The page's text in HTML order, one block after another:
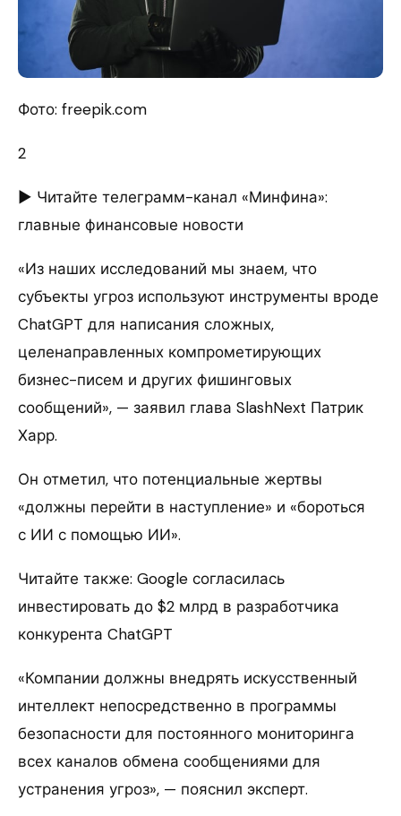
Фото: freepik.com
2
► Читайте телеграмм-канал «Минфина»:
главные финансовые новости
«Из наших исследований мы знаем, что
субъекты угроз используют инструменты вроде
ChatGPT для написания сложных,
целенаправленных компрометирующих
бизнес-писем и других фишинговых
сообщений», — заявил глава SlashNext Патрик
Харр.
Он отметил, что потенциальные жертвы
«должны перейти в наступление» и «бороться
с ИИ с помощью ИИ».
Читайте также: Google согласилась
инвестировать до $2 млрд в разработчика
конкурента ChatGPT
«Компании должны внедрять искусственный
интеллект непосредственно в программы
безопасности для постоянного мониторинга
всех каналов обмена сообщениями для
устранения угроз», — пояснил эксперт.